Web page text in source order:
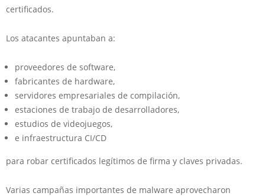
certificados.
Los atacantes apuntaban a:
proveedores de software,
fabricantes de hardware,
servidores empresariales de compilación,
estaciones de trabajo de desarrolladores,
estudios de videojuegos,
e infraestructura CI/CD
para robar certificados legítimos de firma y claves privadas.
Varias campañas importantes de malware aprovecharon